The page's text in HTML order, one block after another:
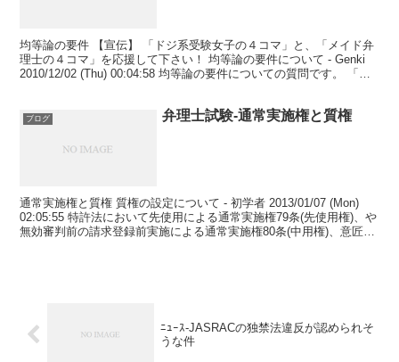
均等論の要件 【宣伝】 「ドジ系受験女子の４コマ」と、「メイド弁
理士の４コマ」を応援して下さい！ 均等論の要件について - Genki
2010/12/02 (Thu) 00:04:58 均等論の要件についての質問です。 「特
ブログ 弁理士試験-通常実施権と質権
通常実施権と質権 質権の設定について - 初学者 2013/01/07 (Mon)
02:05:55 特許法において先使用による通常実施権79条(先使用権)、や
無効審判前の請求登録前実施による通常実施権80条(中用権)、意匠権
ﾆｭｰｽ-JASRACの独禁法違反が認められそ
うな件